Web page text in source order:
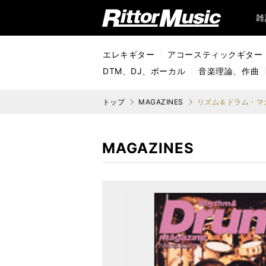
リットーミュージック (Rittor Music)
エレキギター
アコースティックギター
DTM、DJ、ボーカル
音楽理論、作曲
トップ MAGAZINES リズム＆ドラム・
MAGAZINES